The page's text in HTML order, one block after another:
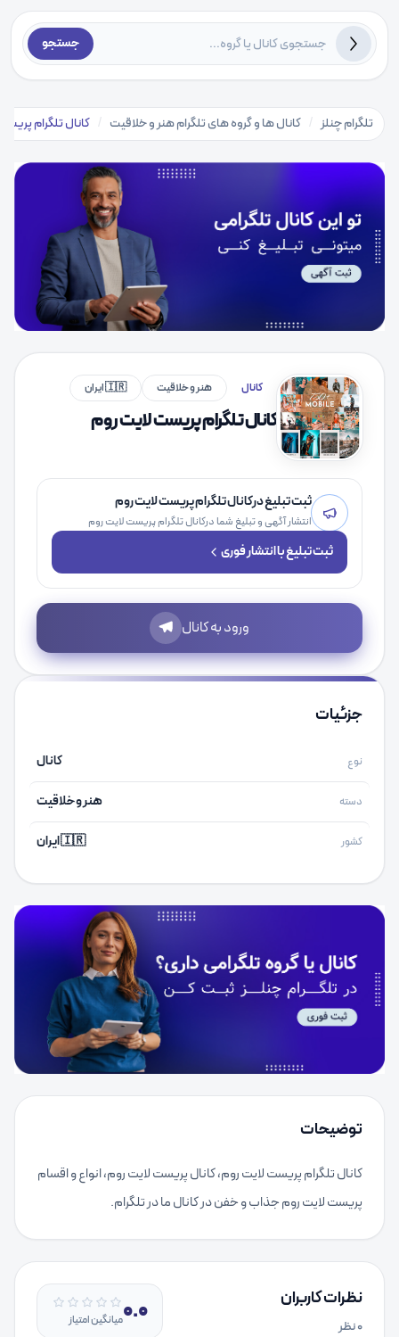
جستجو
تلگرام چنلز / کانال ها و گروه های تلگرام هنر و خلاقیت / کانال تلگرام
کانال هنر و خلاقیت 🇮🇷 ایران
کانال تلگرام پریست لایت روم
ثبت تبلیغ درکانال تلگرام پریست لایت روم
انتشار آگهی و تبلیغ شما درکانال تلگرام پریست لایت روم
ثبت تبلیغ با انتشار فوری
ورود به کانال
جزئیات
نوع کانال
دسته هنر و خلاقیت
کشور 🇮🇷 ایران
توضیحات
کانال تلگرام پریست لایت روم، کانال پریست لایت روم، انواع و اقسام
پریست لایت روم جذاب و خفن در کانال ما در تلگرام.
نظرات کاربران
۰نظر 0.0میانگین امتیاز